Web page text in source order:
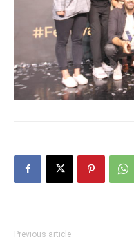
Previous article